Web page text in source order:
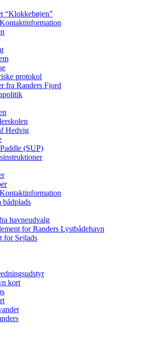
“Klokkebøjen”
protokol
fra Randers Fjord
Hedvig
(SUP)
bådplads
havneudvalg
for Randers Lystbådehavn
for Sejlads
kort